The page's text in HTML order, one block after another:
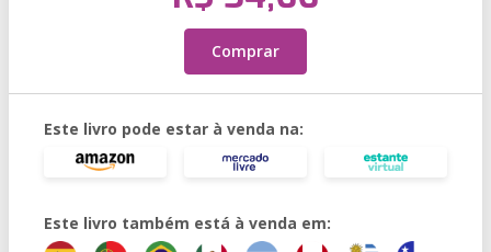
Comprar
Este livro pode estar à venda na:
Este livro também está à venda em: